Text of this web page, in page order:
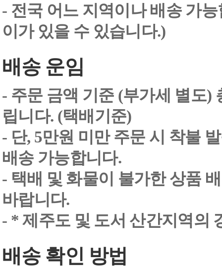
- 전국 어느 지역이나 배송 가
이가 있을 수 있습니다.)
배송 운임
- 주문 금액 기준 (부가세 별도)
립니다. (택배기준)
- 단, 5만원 미만 주문 시 착불
배송 가능합니다.
- 택배 및 화물이 불가한 상품
바랍니다.
- * 제주도 및 도서 산간지역의
배송 확인 방법